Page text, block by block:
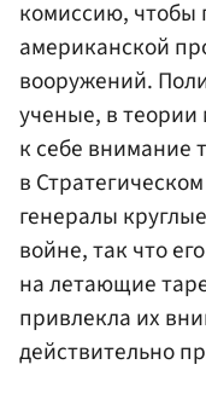
комиссию, чтобы
американской
вооружений.
ученые, в теории
к себе внимание
в
генералы
войне, так что
на летающие
привлекла их
действительно